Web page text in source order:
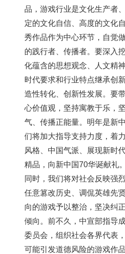
品，游戏行业是文化生产者
定的文化自信、高度的文化
秀作品作为中心环节，自觉
的践行者、传播者。要深入
化蕴含的思想观念、人文精
时代要求和行业特点继承创
造性转化、创新性发展。要
心价值观，坚持寓教于乐，
气、传播正能量。明年是新
们将加大指导支持力度，着
风格、中国气派、展现新时
精品，向新中国70华诞献礼
同时，我们将对社会反映强
任意篡改历史、调侃英雄先
向的游戏予以整治，坚决纠
倾向。前不久，中宣部指导
委员会，组织社会各界代表
可能引发道德风险的游戏作